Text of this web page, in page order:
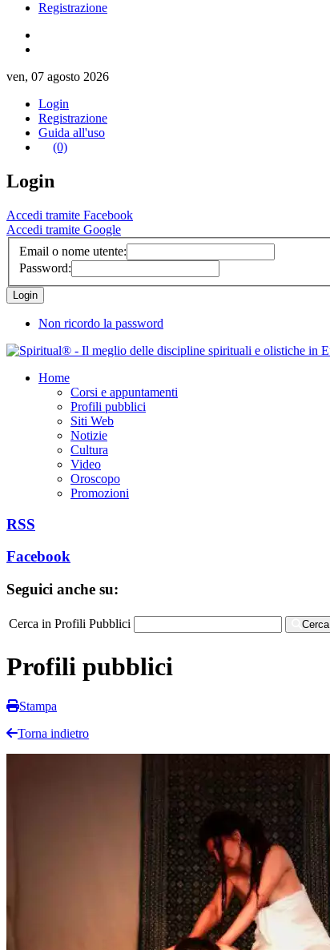
Registrazione
ven, 07 agosto 2026
Login
Registrazione
Guida all'uso
(0)
Login
Accedi tramite Facebook
Accedi tramite Google
Email o nome utente:
Password:
Non ricordo la password
Home
Corsi e appuntamenti
Profili pubblici
Siti Web
Notizie
Cultura
Video
Oroscopo
Promozioni
RSS
Facebook
Seguici anche su:
Cerca in Profili Pubblici Cerca
Profili pubblici
Stampa
Torna indietro